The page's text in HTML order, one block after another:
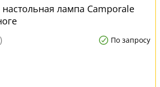
лампа Camporale
По запросу